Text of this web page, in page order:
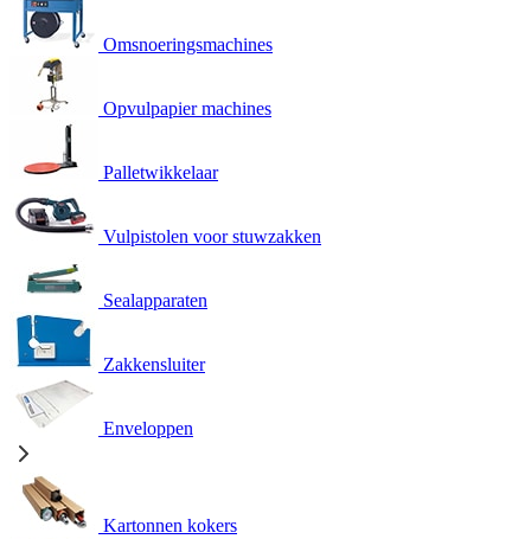
Omsnoeringsmachines
Opvulpapier machines
Palletwikkelaar
Vulpistolen voor stuwzakken
Sealapparaten
Zakkensluiter
Enveloppen
Kartonnen kokers